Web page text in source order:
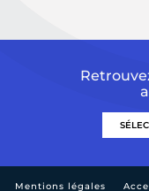
Mentions légales